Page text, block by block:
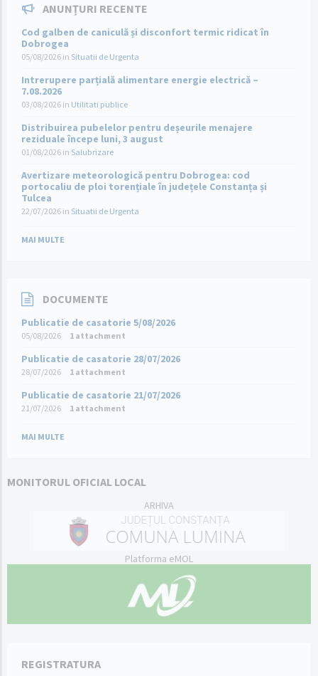
ANUNȚURI RECENTE
Cod galben de caniculă și disconfort termic ridicat în
Dobrogea
05/08/2026 in Situatii de Urgenta
Intrerupere parțială alimentare energie electrică –
7.08.2026
03/08/2026 in Utilitati publice
Distribuirea pubelelor pentru deșeurile menajere
reziduale începe luni, 3 august
01/08/2026 in Salubrizare
Avertizare meteorologică pentru Dobrogea: cod
portocaliu de ploi torențiale în județele Constanța și
Tulcea
22/07/2026 in Situatii de Urgenta
MAI MULTE
DOCUMENTE
Publicatie de casatorie 5/08/2026
05/08/2026 1 attachment
Publicatie de casatorie 28/07/2026
28/07/2026 1 attachment
Publicatie de casatorie 21/07/2026
21/07/2026 1 attachment
MAI MULTE
MONITORUL OFICIAL LOCAL
ARHIVA
Platforma eMOL
REGISTRATURA